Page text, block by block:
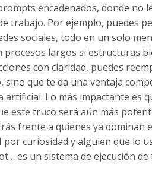
encadenados, donde no
trabajo. Por ejemplo, puedes
sociales, todo en un solo
largos si estructuras
con claridad, puedes
que te da una ventaja
Lo más impactante es
este truco será aún más
frente a quienes ya dominan
curiosidad y alguien que lo
es un sistema de ejecución de